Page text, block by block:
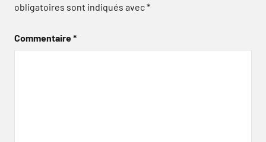
obligatoires sont indiqués avec*
Commentaire*